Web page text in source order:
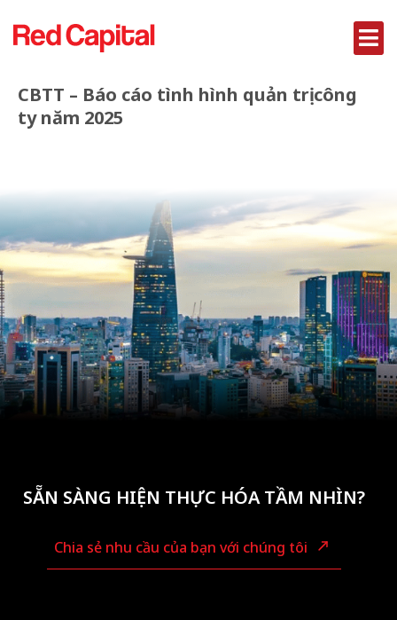
CBTT – Báo cáo tình hình quản trị công
ty năm 2025
SẴN SÀNG HIỆN THỰC HÓA TẦM NHÌN?
Chia sẻ nhu cầu của bạn với chúng tôi